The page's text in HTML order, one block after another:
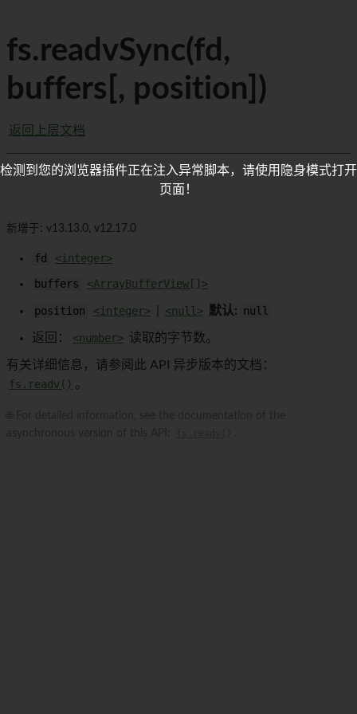
fs.readvSync(fd,
buffers[, position])
返回上层文档
新增于: v13.13.0, v12.17.0
fd
<integer>
buffers
<ArrayBufferView[]>
position <integer> <null> 默认: null
返回： <number> 读取的字节数。
有关详细信息，请参阅此 API 异步版本的文档：
fs.readv() 。
检测到您的浏览器插件正在注入异常脚本，请使用隐身模式打开
页面！